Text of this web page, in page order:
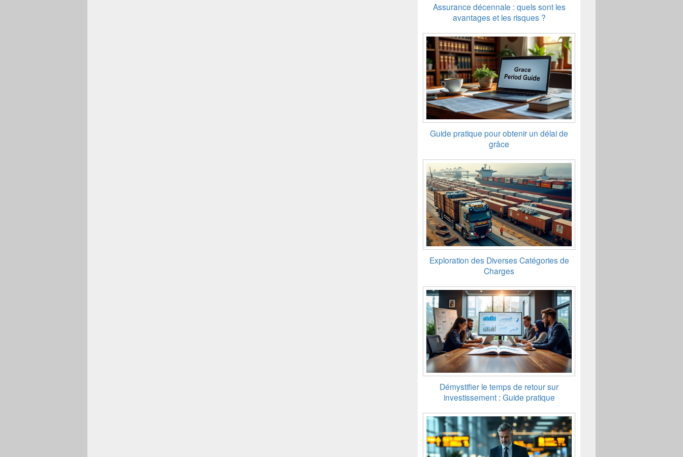
Assurance décennale : quels sont les
avantages et les risques ?
Guide pratique pour obtenir un délai de
grâce
Exploration des Diverses Catégories de
Charges
Démystifier le temps de retour sur
investissement : Guide pratique